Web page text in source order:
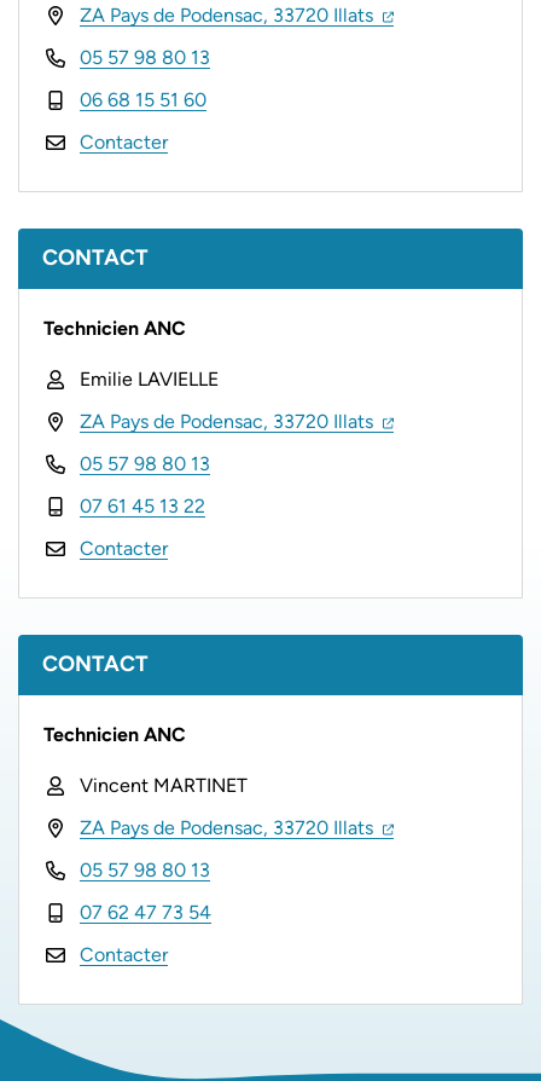
ZA Pays de Podensac, 33720 Illats (ouverture dans
(ouverture dans
05 57 98 80 13
06 68 15 51 60
Contacter
CONTACT
Technicien ANC
Emilie LAVIELLE
ZA Pays de Podensac, 33720 Illats (ouverture dans
(ouverture dans
05 57 98 80 13
07 61 45 13 22
Contacter
CONTACT
Technicien ANC
Vincent MARTINET
ZA Pays de Podensac, 33720 Illats (ouverture dans
(ouverture dans
05 57 98 80 13
07 62 47 73 54
Contacter